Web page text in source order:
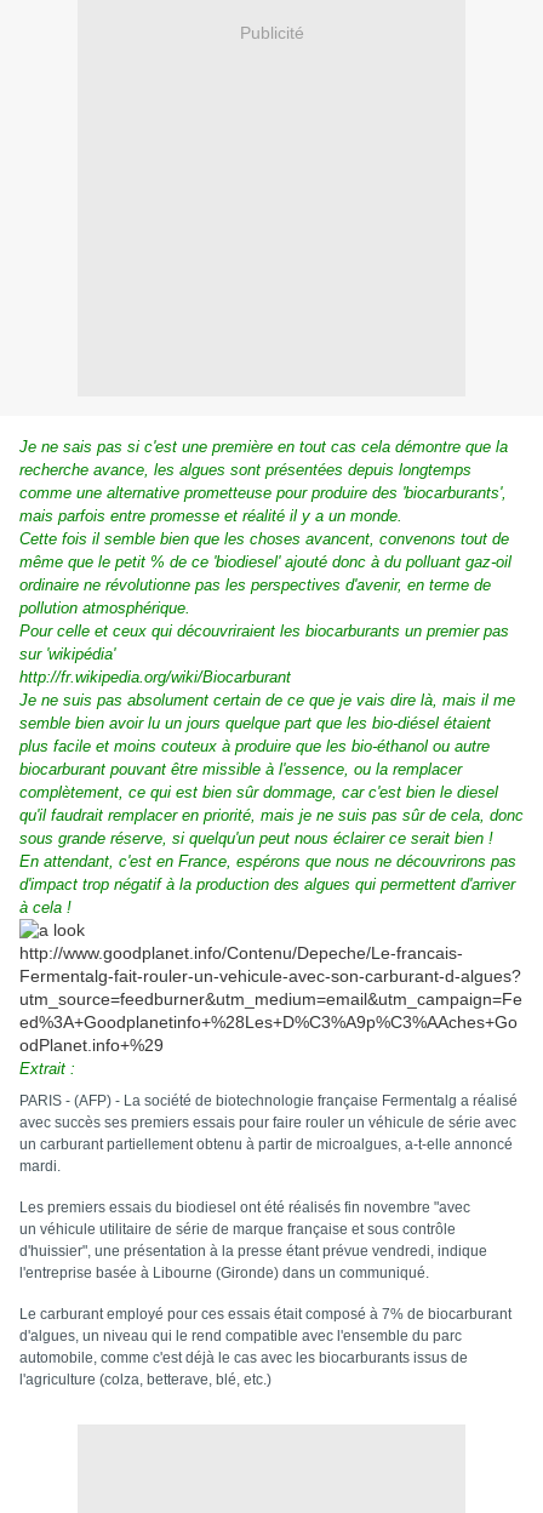
Publicité
Je ne sais pas si c'est une première en tout cas cela démontre que la
recherche avance, les algues sont présentées depuis longtemps
comme une alternative prometteuse pour produire des 'biocarburants',
mais parfois entre promesse et réalité il y a un monde.
Cette fois il semble bien que les choses avancent, convenons tout de
même que le petit % de ce 'biodiesel' ajouté donc à du polluant gaz-oil
ordinaire ne révolutionne pas les perspectives d'avenir, en terme de
pollution atmosphérique.
Pour celle et ceux qui découvriraient les biocarburants un premier pas
sur 'wikipédia'
http://fr.wikipedia.org/wiki/Biocarburant
Je ne suis pas absolument certain de ce que je vais dire là, mais il me
semble bien avoir lu un jours quelque part que les bio-diésel étaient
plus facile et moins couteux à produire que les bio-éthanol ou autre
biocarburant pouvant être missible à l'essence, ou la remplacer
complètement, ce qui est bien sûr dommage, car c'est bien le diesel
qu'il faudrait remplacer en priorité, mais je ne suis pas sûr de cela, donc
sous grande réserve, si quelqu'un peut nous éclairer ce serait bien !
En attendant, c'est en France, espérons que nous ne découvrirons pas
d'impact trop négatif à la production des algues qui permettent d'arriver
à cela !
http://www.goodplanet.info/Contenu/Depeche/Le-francais-
Fermentalg-fait-rouler-un-vehicule-avec-son-carburant-d-algues?
utm_source=feedburner&utm_medium=email&utm_campaign=Fe
ed%3A+Goodplanetinfo+%28Les+D%C3%A9p%C3%AAches+Go
odPlanet.info+%29
Extrait :
PARIS - (AFP) - La société de biotechnologie française Fermentalg a réalisé
avec succès ses premiers essais pour faire rouler un véhicule de série avec
un carburant partiellement obtenu à partir de microalgues, a-t-elle annoncé
mardi.
Les premiers essais du biodiesel ont été réalisés fin novembre "avec
un véhicule utilitaire de série de marque française et sous contrôle
d'huissier", une présentation à la presse étant prévue vendredi, indique
l'entreprise basée à Libourne (Gironde) dans un communiqué.
Le carburant employé pour ces essais était composé à 7% de biocarburant
d'algues, un niveau qui le rend compatible avec l'ensemble du parc
automobile, comme c'est déjà le cas avec les biocarburants issus de
l'agriculture (colza, betterave, blé, etc.)